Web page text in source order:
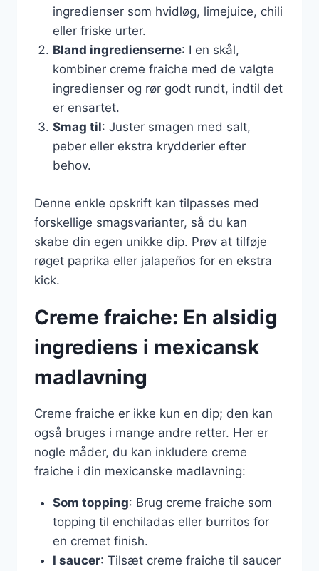
ingredienser som hvidløg, limejuice, chili
eller friske urter.
Bland ingredienserne: I en skål,
kombiner creme fraiche med de valgte
ingredienser og rør godt rundt, indtil det
er ensartet.
Smag til: Juster smagen med salt,
peber eller ekstra krydderier efter
behov.
Denne enkle opskrift kan tilpasses med
forskellige smagsvarianter, så du kan
skabe din egen unikke dip. Prøv at tilføje
røget paprika eller jalapeños for en ekstra
kick.
Creme fraiche: En alsidig
ingrediens i mexicansk
madlavning
Creme fraiche er ikke kun en dip; den kan
også bruges i mange andre retter. Her er
nogle måder, du kan inkludere creme
fraiche i din mexicanske madlavning:
Som topping: Brug creme fraiche som
topping til enchiladas eller burritos for
en cremet finish.
I saucer: Tilsæt creme fraiche til saucer